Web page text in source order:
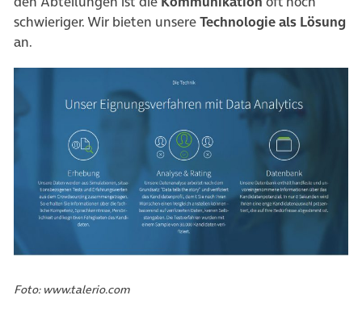
schwieriger. Wir bieten unsereTechnologie als Lösung
an.
Foto: www.talerio.com